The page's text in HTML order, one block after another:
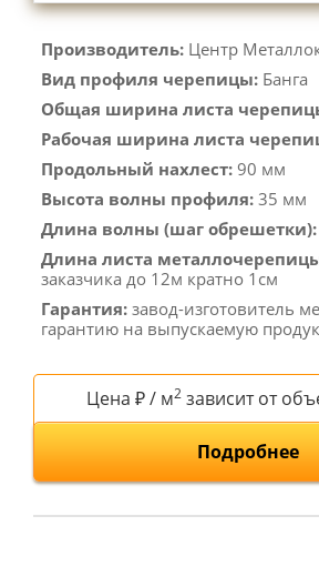
Производитель: Центр
Вид профиля черепицы: Банга
Общая ширина листа
Рабочая ширина листа
Продольный нахлест: 90 мм
Высота волны профиля: 35 мм
Длина волны (шаг обрешетки):
Длина листа
заказчика до 12м кратно 1см
Гарантия: завод-изготовитель
гарантию на выпускаемую
Цена ₽ / м2 зависит от
Подробнее